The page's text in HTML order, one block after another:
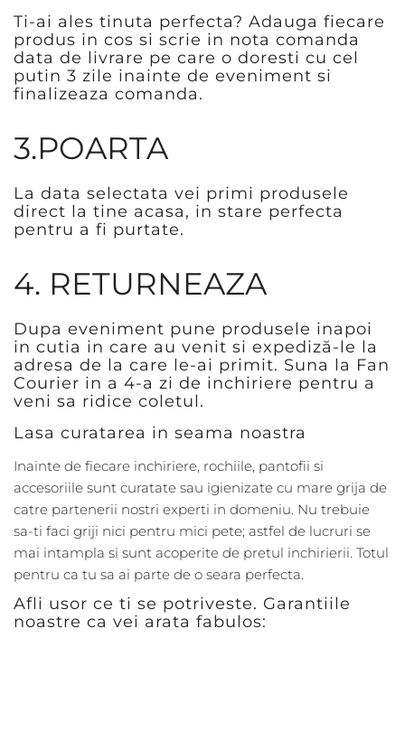
Ti-ai ales tinuta perfecta? Adauga fiecare
produs in cos si scrie in nota comanda
data de livrare pe care o doresti cu cel
putin 3 zile inainte de eveniment si
finalizeaza comanda.
3.POARTA
La data selectata vei primi produsele
direct la tine acasa, in stare perfecta
pentru a fi purtate.
4. RETURNEAZA
Dupa eveniment pune produsele inapoi
in cutia in care au venit si expediză-le la
adresa de la care le-ai primit. Suna la Fan
Courier in a 4-a zi de inchiriere pentru a
veni sa ridice coletul.
Lasa curatarea in seama noastra
Inainte de fiecare inchiriere, rochiile, pantofii si
accesoriile sunt curatate sau igienizate cu mare grija de
catre partenerii nostri experti in domeniu. Nu trebuie
sa-ti faci griji nici pentru mici pete; astfel de lucruri se
mai intampla si sunt acoperite de pretul inchirierii. Totul
pentru ca tu sa ai parte de o seara perfecta.
Afli usor ce ti se potriveste. Garantiile
noastre ca vei arata fabulos: